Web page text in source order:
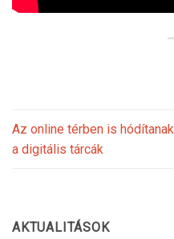
Az online térben is hódítanak
a digitális tárcák
AKTUALITÁSOK